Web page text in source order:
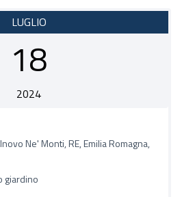
LUGLIO
18
2024
Ne' Monti, RE, Emilia Romagna,
giardino